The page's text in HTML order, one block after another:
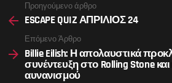
more
Προηγούμενο άρθρο
ESCAPE QUIZ ΑΠΡΙΛΙΟΣ 24
Επόμενο Άρθρο
Billie Eilish: Η απολαυστικά
συνέντευξη στο Rolling Stone
αυνανισμού